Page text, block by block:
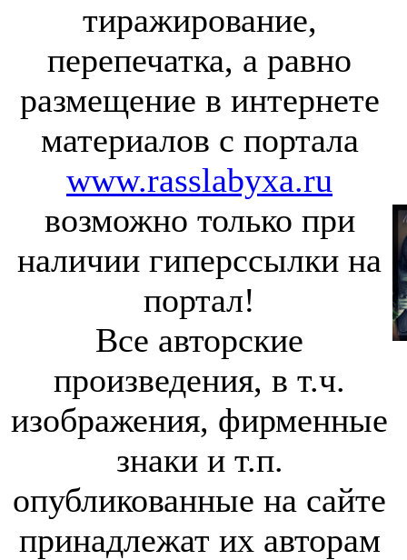
тиражирование,
перепечатка, а равно
размещение в интернете
материалов с портала
www.rasslabyxa.ru
возможно только при
наличии гиперссылки на
портал!
Все авторские
произведения, в т.ч.
изображения, фирменные
знаки и т.п.
опубликованные на сайте
принадлежат их авторам